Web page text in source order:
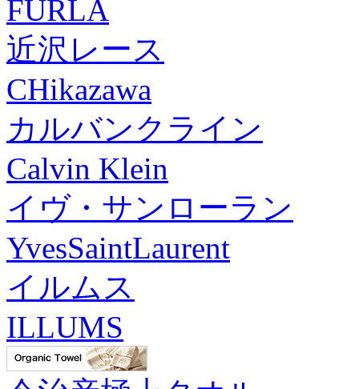
FURLA
近沢レース
CHikazawa
カルバンクライン
Calvin Klein
イヴ・サンローラン
YvesSaintLaurent
イルムス
ILLUMS